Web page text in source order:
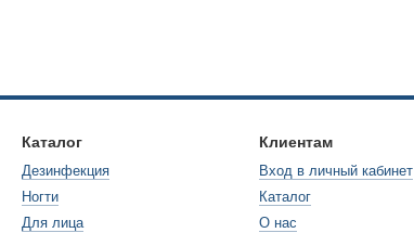
Каталог
Дезинфекция
Ногти
Для лица
Клиентам
Вход в личный кабинет
Каталог
О нас